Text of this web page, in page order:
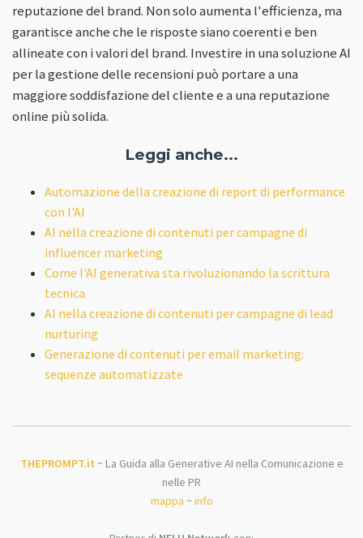
reputazione del brand. Non solo aumenta l'efficienza, ma
garantisce anche che le risposte siano coerenti e ben
allineate con i valori del brand. Investire in una soluzione AI
per la gestione delle recensioni può portare a una
maggiore soddisfazione del cliente e a una reputazione
online più solida.
Leggi anche...
Automazione della creazione di report di performance
con l'AI
AI nella creazione di contenuti per campagne di
influencer marketing
Come l'AI generativa sta rivoluzionando la scrittura
tecnica
AI nella creazione di contenuti per campagne di lead
nurturing
Generazione di contenuti per email marketing:
sequenze automatizzate
THEPROMPT.it ~ La Guida alla Generative AI nella Comunicazione e
nelle PR
mappa ~info